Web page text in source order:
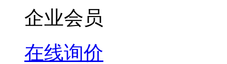
企业会员
在线询价